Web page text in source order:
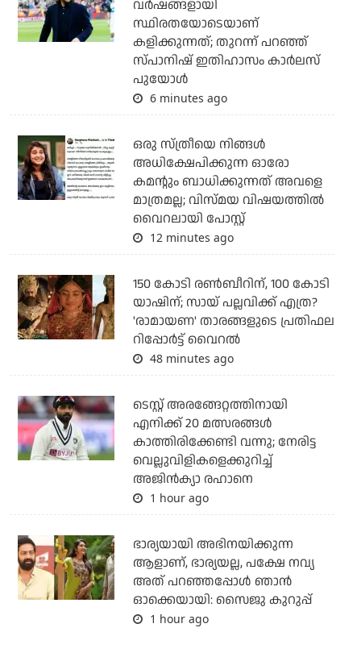
വര്‍ഷങ്ങളായി
സ്ഥിരതയോടെയാണ്
കളിക്കുന്നത്; തുറന്ന് പറഞ്ഞ്
സ്പാനിഷ് ഇതിഹാസം കാര്‍ലസ്
പുയോള്‍
6 minutes ago
ഒരു സ്ത്രീയെ നിങ്ങള്‍
അധിക്ഷേപിക്കുന്ന ഓരോ
കമന്റും ബാധിക്കുന്നത് അവളെ
മാത്രമല്ല; വിസ്മയ വിഷയത്തില്‍
വൈറലായി പോസ്റ്റ്
12 minutes ago
150 കോടി രൺബീറിന്, 100 കോടി
യാഷിന്; സായ് പല്ലവിക്ക് എത്ര?
'രാമായണ' താരങ്ങളുടെ പ്രതിഫല
റിപ്പോർട്ട് വൈറൽ
48 minutes ago
ടെസ്റ്റ് അരങ്ങേറ്റത്തിനായി
എനിക്ക് 20 മത്സരങ്ങള്‍
കാത്തിരിക്കേണ്ടി വന്നു; നേരിട്ട
വെല്ലുവിളികളെക്കുറിച്ച്
അജിന്‍ക്യാ രഹാനെ
1 hour ago
ഭാര്യയായി അഭിനയിക്കുന്ന
ആളാണ്, ഭാര്യയല്ല, പക്ഷേ നവ്യ
അത് പറഞ്ഞപ്പോള്‍ ഞാന്‍
ഓക്കെയായി: സൈജു കുറുപ്പ്
1 hour ago